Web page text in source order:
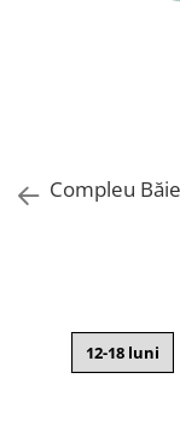
Compleu
12-18 luni